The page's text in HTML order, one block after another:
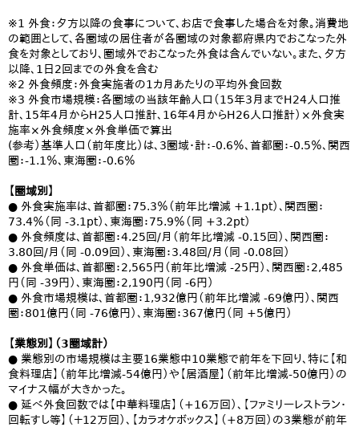
※1 外食：夕方以降の食事について、お店で食事した場合を対象。消費地
の範囲として、各圏域の居住者が各圏域の対象都府県内でおこなった外
食を対象としており、圏域外でおこなった外食は含んでいない。また、夕方
以降、1日2回までの外食を含む
※2 外食頻度：外食実施者の1カ月あたりの平均外食回数
※3 外食市場規模：各圏域の当該年齢人口（15年3月までH24人口推
計、15年4月からH25人口推計、16年4月からH26人口推計）×外食実
施率×外食頻度×外食単価で算出
(参考）基準人口（前年度比）は、3圏域・計：-0.6％、首都圏：-0.5％、関西
圏：-1.1％、東海圏：-0.6％
【圏域別】
● 外食実施率は、首都圏：75.3％（前年比増減 +1.1pt）、関西圏：
73.4％（同 -3.1pt）、東海圏：75.9％（同 +3.2pt）
● 外食頻度は、首都圏：4.25回/月（前年比増減 -0.15回）、関西圏：
3.80回/月（同 -0.09回）、東海圏：3.48回/月（同 -0.08回）
● 外食単価は、首都圏：2,565円（前年比増減 -25円）、関西圏：2,485
円（同 -39円）、東海圏：2,190円（同 -6円）
● 外食市場規模は、首都圏：1,932億円（前年比増減 -69億円）、関西
圏：801億円（同 -76億円）、東海圏：367億円（同 +5億円）
【業態別】（3圏域計）
● 業態別の市場規模は主要16業態中10業態で前年を下回り、特に【和
食料理店】（前年比増減-54億円）や【居酒屋】（前年比増減-50億円）の
マイナス幅が大きかった。
● 延べ外食回数では【中華料理店】（+16万回）、【ファミリーレストラン・
回転すし等】（＋12万回）、【カラオケボックス】（+8万回）の3業態が前年